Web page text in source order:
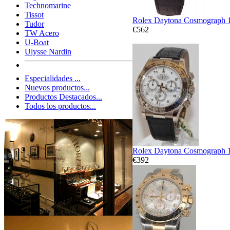
Technomarine
Tissot
Tudor
TW Acero
U-Boat
Ulysse Nardin
Especialidades ...
Nuevos productos...
Productos Destacados...
Todos los productos...
Rolex Daytona Cosmograph
€562
Rolex Daytona Cosmograph
€392